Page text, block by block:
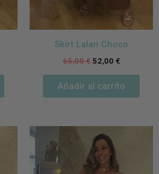
Skirt Lalan Choco
65,00€ 52,00 €
Añadir al carrito